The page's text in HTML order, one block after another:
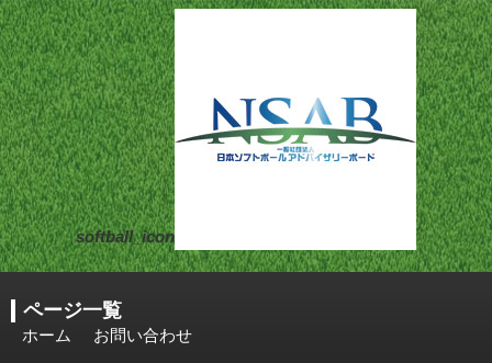
softball_icon
ページ一覧
ホーム お問い合わせ